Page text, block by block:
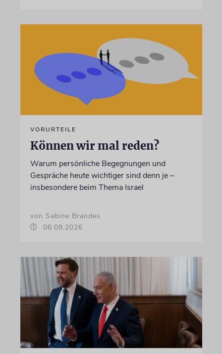
VORURTEILE
Können wir mal reden?
Warum persönliche Begegnungen und
Gespräche heute wichtiger sind denn je –
insbesondere beim Thema Israel
von Sabine Brandes
06.08.2026